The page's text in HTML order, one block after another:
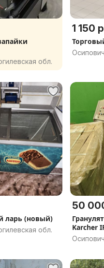
обл.
1 150
ларь (новый)
обл.
50
Karcher